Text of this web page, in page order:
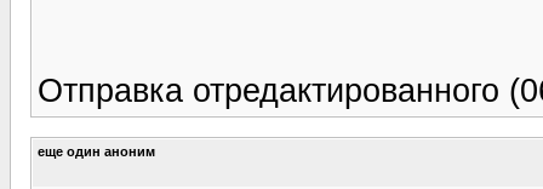
Отправка отредактированного
еще один аноним